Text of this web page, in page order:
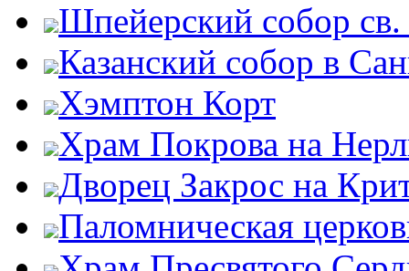
Шпейерский собор
Казанский собор в
Хэмптон Корт
Храм Покрова на
Дворец Закрос на
Паломническая